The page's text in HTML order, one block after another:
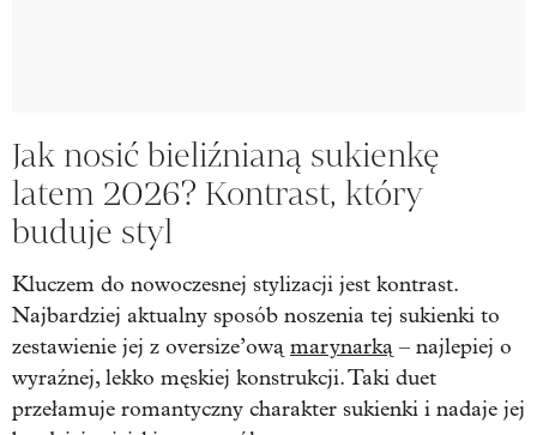
Jak nosić bieliźnianą sukienkę
latem 2026? Kontrast, który
buduje styl
Kluczem do nowoczesnej stylizacji jest kontrast.
Najbardziej aktualny sposób noszenia tej sukienki to
zestawienie jej z oversize’ową marynarką – najlepiej o
wyraźnej, lekko męskiej konstrukcji. Taki duet
przełamuje romantyczny charakter sukienki i nadaje jej